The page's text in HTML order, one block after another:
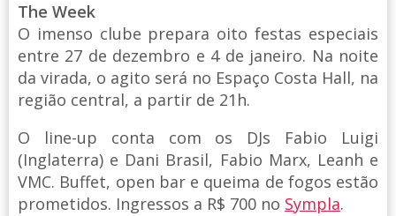
The Week
O imenso clube prepara oito festas especiais
entre 27 de dezembro e 4 de janeiro. Na noite
da virada, o agito será no Espaço Costa Hall, na
região central, a partir de 21h.
O line-up conta com os DJs Fabio Luigi
(Inglaterra) e Dani Brasil, Fabio Marx, Leanh e
VMC. Buffet, open bar e queima de fogos estão
prometidos. Ingressos a R$ 700 no Sympla.